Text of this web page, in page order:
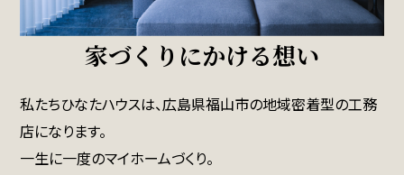
家づくりにかける想い
私たちひなたハウスは、広島県福山市の地域密着型の工務
店になります。
一生に一度のマイホームづくり。